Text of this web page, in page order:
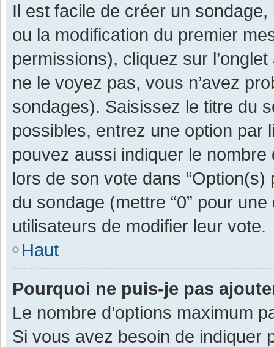
Il est facile de créer un
ou la modification du premier
permissions), cliquez sur l’onglet
ne le voyez pas, vous n’avez
sondages). Saisissez le titre du
possibles, entrez une option par
pouvez aussi indiquer le
lors de son vote dans “Option(s)
du sondage (mettre “0” pour
utilisateurs de modifier leur vote.
Haut
Pourquoi ne puis-je pas
Le nombre d’options maximum
Si vous avez besoin de indiquer